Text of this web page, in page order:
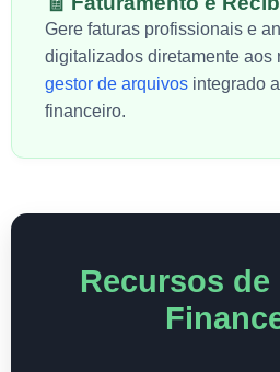
Gere faturas profissionais e
digitalizados diretamente aos
gestor de arquivos integrado
financeiro.
Recursos